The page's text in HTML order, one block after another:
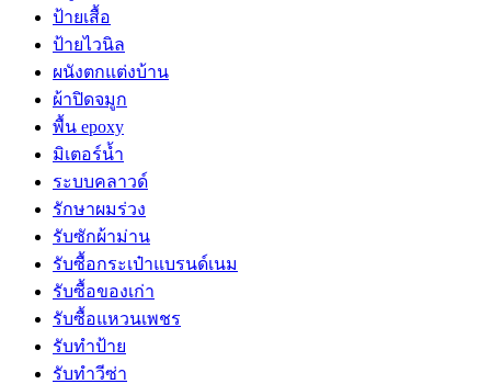
ป้ายเสื้อ
ป้ายไวนิล
ผนังตกแต่งบ้าน
ผ้าปิดจมูก
พื้น epoxy
มิเตอร์น้ำ
ระบบคลาวด์
รักษาผมร่วง
รับซักผ้าม่าน
รับซื้อกระเป๋าแบรนด์เนม
รับซื้อของเก่า
รับซื้อแหวนเพชร
รับทำป้าย
รับทำวีซ่า